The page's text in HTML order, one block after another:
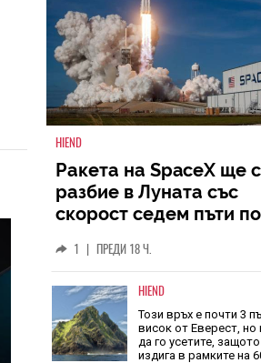
HIEND
Ракета на SpaceX ще
разбие в Луната със
скорост седем пъти
звука
1 | ПРЕДИ 18 Ч.
HIEND
Този връх е почти 3
висок от Еверест,
да го усетите,
издига в рамките на